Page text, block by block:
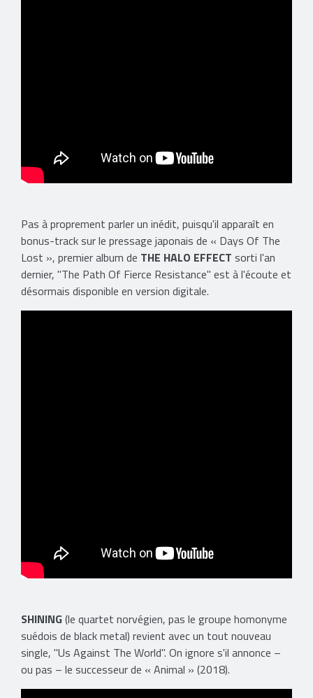
Pas à proprement parler un inédit, puisqu'il apparaît en
bonus-track sur le pressage japonais de « Days Of The
Lost », premier album de THE HALO EFFECT sorti l'an
dernier, "The Path Of Fierce Resistance" est à l'écoute et
désormais disponible en version digitale.
SHINING(le quartet norvégien, pas le groupe homonyme
suédois de black metal) revient avec un tout nouveau
single, "Us Against The World". On ignore s'il annonce –
ou pas – le successeur de « Animal » (2018).